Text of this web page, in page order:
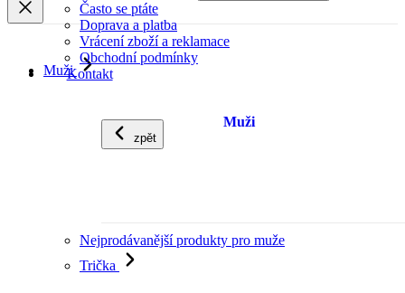
Často se ptáte
Doprava a platba
Vrácení zboží a reklamace
Obchodní podmínky
Kontakt
Muži
zpět
Muži
Nejprodávanější produkty pro muže
Trička